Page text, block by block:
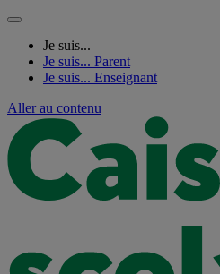
Je suis...
Je suis... Parent
Je suis... Enseignant
Aller au contenu